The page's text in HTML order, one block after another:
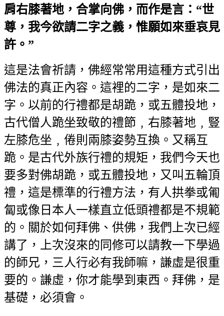
肩右膝著地，合掌向佛，而作是言：“世
尊，我今欲請二字之義，惟願如來垂哀見
許。”
這是法會祈請，佛經常常用這種方式引出
佛法的真正內容。這裡的二字，是如來二
字。以前的行禮都是胡跪，或五體投地，
古代僧人跪坐致敬的禮節﹐右膝著地﹐豎
左膝危坐﹐倦則兩膝姿勢互換。又稱互
跪。是古代外族行禮的規矩，我們今天也
要多對佛胡跪，或五體投地，又叫五輪頂
禮，這是標準的行禮方法，有人拱拳或匍
匐或像日本人一樣直立低頭禮都是不規範
的。關於如何拜佛、供佛，我們上次已經
講了，上次沒來的同修可以請教一下學過
的師兄，三人行必有我師嘛，謙虛是很重
要的。謙虛，你才能學到東西。拜佛，是
基礎，必須會。